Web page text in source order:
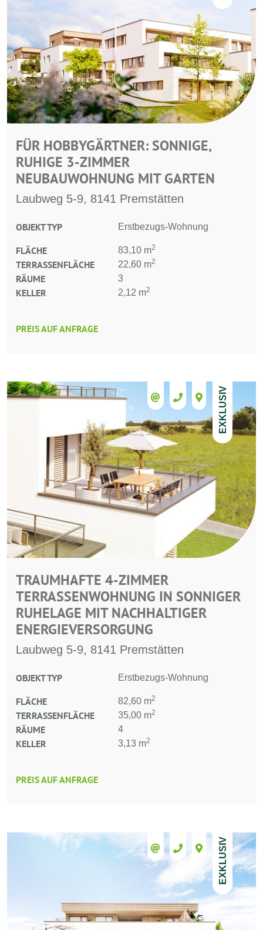
FÜR HOBBYGÄRTNER: SONNIGE,
RUHIGE 3-ZIMMER
NEUBAUWOHNUNG MIT GARTEN
Laubweg 5-9, 8141 Premstätten
OBJEKT TYP Erstbezugs-Wohnung
FLÄCHE 83,10 m2
TERRASSENFLÄCHE 22,60 m2
RÄUME 3
KELLER 2,12 m2
PREIS AUF ANFRAGE
EXKLUSIV
TRAUMHAFTE 4-ZIMMER
TERRASSENWOHNUNG IN SONNIGER
RUHELAGE MIT NACHHALTIGER
ENERGIEVERSORGUNG
Laubweg 5-9, 8141 Premstätten
OBJEKT TYP Erstbezugs-Wohnung
FLÄCHE 82,60 m2
TERRASSENFLÄCHE 35,00 m2
RÄUME 4
KELLER 3,13 m2
PREIS AUF ANFRAGE
EXKLUSIV